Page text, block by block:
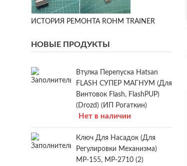
ИСТОРИЯ РЕМОНТА ROHM TRAINER
НОВЫЕ ПРОДУКТЫ
Втулка Перепуска Hatsan
FLASH СУПЕР МАГНУМ (для
Винтовок Flash, FlashPUP)
(Drozd) (ИП Рогаткин)
Нет в наличии
Ключ Для Насадок (для
Регулировки Механизма)
МР-155, МР-2710 (2)